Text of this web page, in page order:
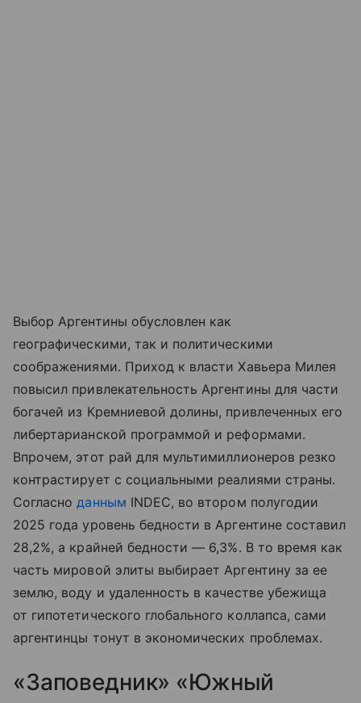
Выбор Аргентины обусловлен как
географическими, так и политическими
соображениями. Приход к власти Хавьера Милея
повысил привлекательность Аргентины для части
богачей из Кремниевой долины, привлеченных его
либертарианской программой и реформами.
Впрочем, этот рай для мультимиллионеров резко
контрастирует с социальными реалиями страны.
Согласноданным INDEC, во втором полугодии
2025 года уровень бедности в Аргентине составил
28,2%, а крайней бедности — 6,3%. В то время как
часть мировой элиты выбирает Аргентину за ее
землю, воду и удаленность в качестве убежища
от гипотетического глобального коллапса, сами
аргентинцы тонут в экономических проблемах.
«Заповедник» «Южный